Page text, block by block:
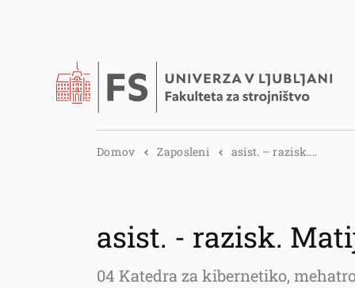
Domov Zaposleni asist. – razisk....
asist. - razisk.
04 Katedra za kibernetiko,